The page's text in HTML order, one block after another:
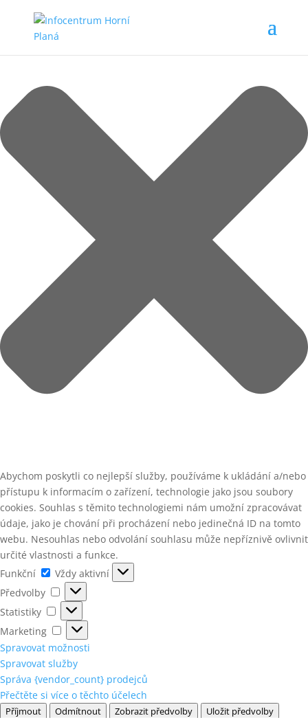
Abychom poskytli co nejlepší služby, používáme k ukládání a/nebo
přístupu k informacím o zařízení, technologie jako jsou soubory
cookies. Souhlas s těmito technologiemi nám umožní zpracovávat
údaje, jako je chování při procházení nebo jedinečná ID na tomto
webu. Nesouhlas nebo odvolání souhlasu může nepříznivě ovlivnit
určité vlastnosti a funkce.
Funkční
Funkční
Vždy aktivní
Předvolby
Předvolby
Statistiky
Statistiky
Marketing
Marketing
Spravovat možnosti
Spravovat služby
Správa {vendor_count} prodejců
Přečtěte si více o těchto účelech
Příjmout Odmítnout Zobrazit předvolby Uložit předvolby